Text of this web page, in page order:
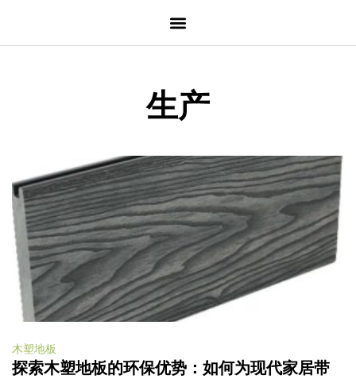
生产
木塑地板
探索木塑地板的环保优势：如何为现代家居带